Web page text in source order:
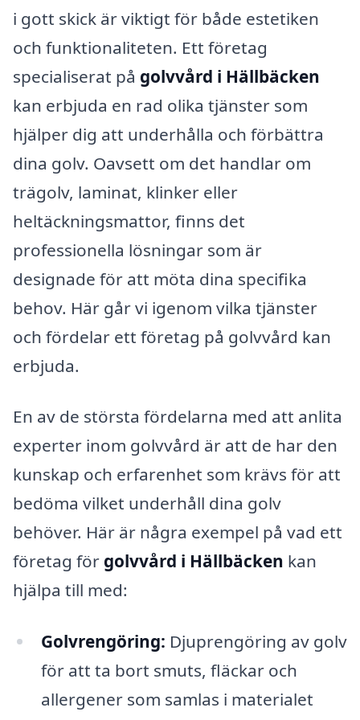
i gott skick är viktigt för både estetiken
och funktionaliteten. Ett företag
specialiserat på golvvård i Hällbäcken
kan erbjuda en rad olika tjänster som
hjälper dig att underhålla och förbättra
dina golv. Oavsett om det handlar om
trägolv, laminat, klinker eller
heltäckningsmattor, finns det
professionella lösningar som är
designade för att möta dina specifika
behov. Här går vi igenom vilka tjänster
och fördelar ett företag på golvvård kan
erbjuda.
En av de största fördelarna med att anlita
experter inom golvvård är att de har den
kunskap och erfarenhet som krävs för att
bedöma vilket underhåll dina golv
behöver. Här är några exempel på vad ett
företag för golvvård i Hällbäcken kan
hjälpa till med:
Golvrengöring: Djuprengöring av golv
för att ta bort smuts, fläckar och
allergener som samlas i materialet